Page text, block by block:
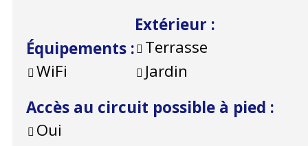
Équipements :
WiFi
Extérieur :
Terrasse
Jardin
Accès au circuit possible à pied :
Oui